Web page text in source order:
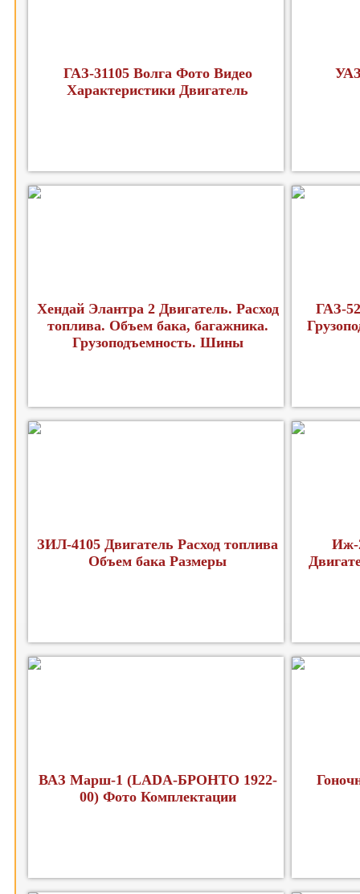
ГАЗ-31105 Волга Фото Видео
Характеристики Двигатель
Хендай Элантра 2 Двигатель. Расход
топлива. Объем бака, багажника.
Грузоподъемность. Шины
ГАЗ-
ЗИЛ-4105 Двигатель Расход топлива
Объем бака Размеры
Иж-
ВАЗ Марш-1 (LADA-БРОНТО 1922-
00) Фото Комплектации